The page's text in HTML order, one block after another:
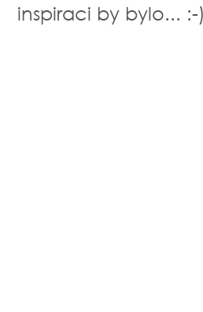
inspiraci by bylo... :-)